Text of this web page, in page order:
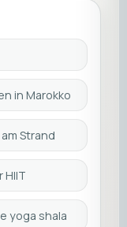
in Marokko
Strand
yoga shala